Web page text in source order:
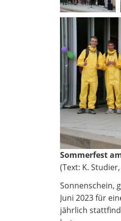
Sommerfest
(Text: K.
Sonnenschein,
Juni 2023 für
jährlich